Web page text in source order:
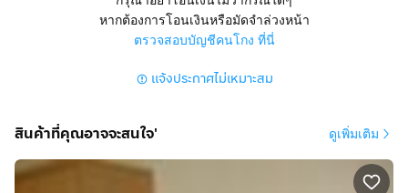
✔ ชั้นวางทีวี / ผ้าม่าน
📶 ฟรี WiFi
📺 เคเบิ้ลทีวี
หากต้องการโอนเงินหรือมัดจำล่วงหน้า
ตรวจสอบบัญชีคนโกง ที่นี่
แจ้งประกาศไม่เหมาะสม
สินค้าที่คุณอาจจะสนใจ' ดูเพิ่มเติม